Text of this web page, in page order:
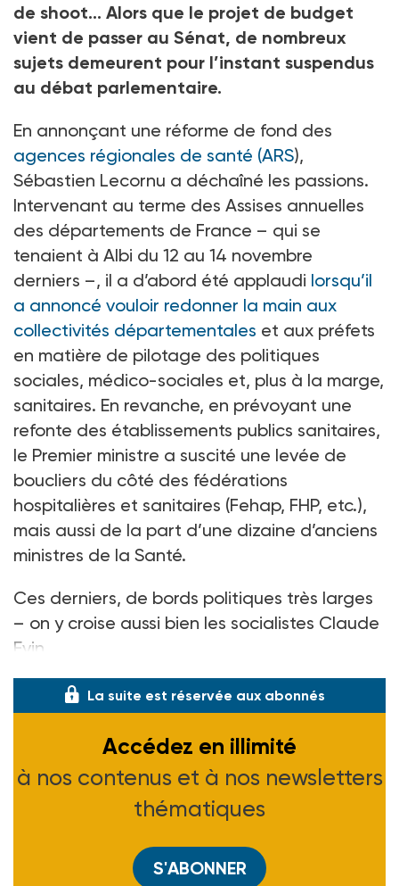
de shoot… Alors que le projet de budget
vient de passer au Sénat, de nombreux
sujets demeurent pour l’instant suspendus
au débat parlementaire.
En annonçant une réforme de fond des
agences régionales de santé (ARS),
Sébastien Lecornu a déchaîné les passions.
Intervenant au terme des Assises annuelles
des départements de France – qui se
tenaient à Albi du 12 au 14 novembre
derniers –, il a d’abord été applaudi lorsqu’il
a annoncé vouloir redonner la main aux
collectivités départementales et aux préfets
en matière de pilotage des politiques
sociales, médico-sociales et, plus à la marge,
sanitaires. En revanche, en prévoyant une
refonte des établissements publics sanitaires,
le Premier ministre a suscité une levée de
boucliers du côté des fédérations
hospitalières et sanitaires (Fehap, FHP, etc.),
mais aussi de la part d’une dizaine d’anciens
ministres de la Santé.
Ces derniers, de bords politiques très larges
– on y croise aussi bien les socialistes Claude
Evin
La suite est réservée aux abonnés
Accédez en illimité
à nos contenus et à nos newsletters
thématiques
S'ABONNER